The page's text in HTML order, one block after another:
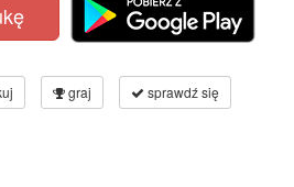
graj sprawdź się